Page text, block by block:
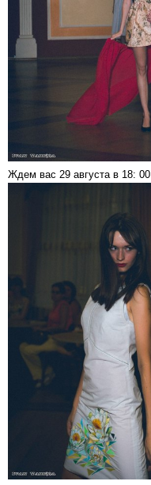
Ждем вас 29 августа в 18: